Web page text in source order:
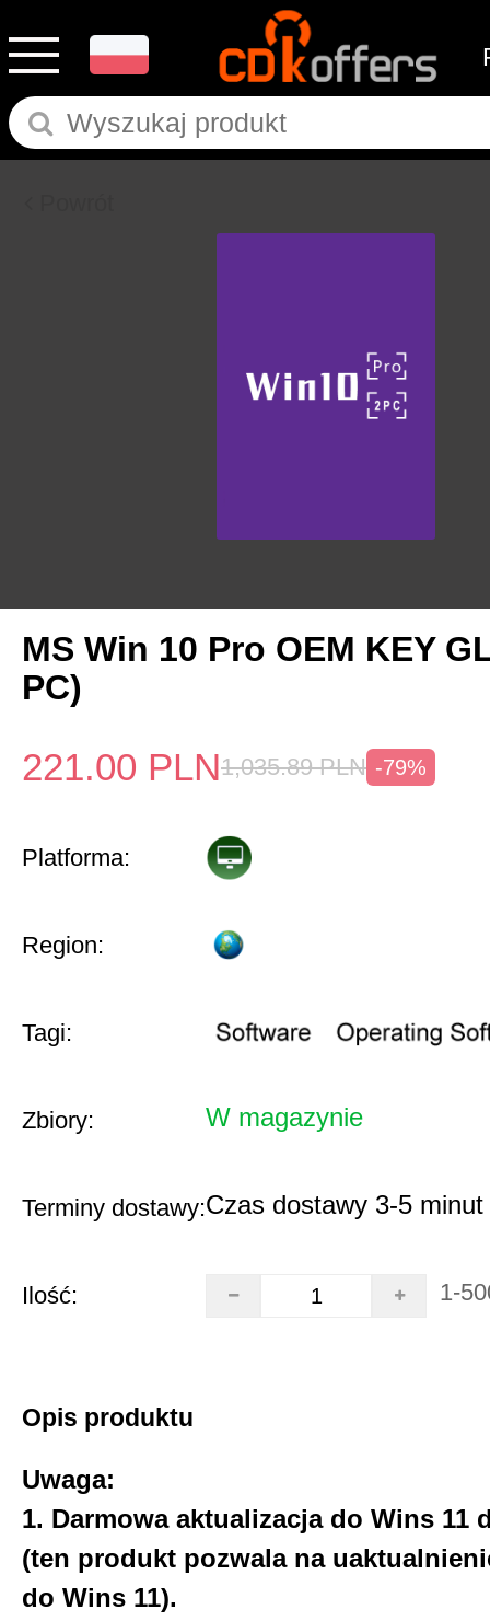
MS Win 10 Pro OEM KEY
PC)
221.00 PLN1,035.89 PLN -79%
Platforma:
Region:
Tagi:
Zbiory: W magazynie
Terminy dostawy:Czas dostawy 3-5 minut
Ilość: 1-
Opis produktu
Uwaga:
1. Darmowa aktualizacja do Wins 11
(ten produkt pozwala na
do Wins 11).